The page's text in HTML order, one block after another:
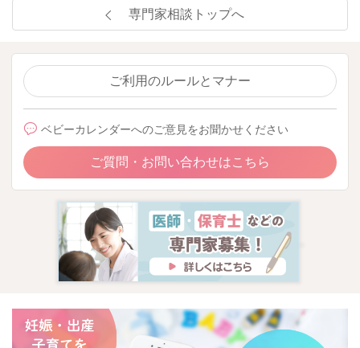
専門家相談トップへ
ご利用のルールとマナー
ベビーカレンダーへのご意見をお聞かせください
ご質問・お問い合わせはこちら